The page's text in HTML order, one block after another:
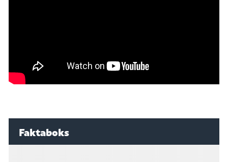
Faktaboks